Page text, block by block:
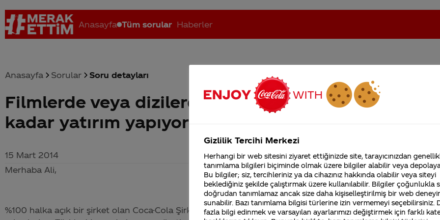
Anasayfa Tüm sorular Haberler
Coca-Cola nerenin malı? Coca cola İsrail malı mı Yani ... Coca-Cola'nın Filistin'de fabr... Coca-Cola’yı kim buldu?
Anasayfa Sorular Soru detayları
Filmlerde veya dizilerde reklam vermek için filme
kadar yatırım yapıyorsunuz?
15 Mart 2014
Merhaba Ali,
%100 halka açık bir şirket olan Coca-Cola Şirketi'ne ait finansal bilgilere www.coca-colacompany.com
Coca-Cola Şirketi
merak ettikleriniz.
Fabrikalarımız,
sertifikalarımız, faaliyet
gösterdiğimiz ülkeler,
tarihçemiz ve daha
Gizlilik Tercihi Merkezi
Herhangi bir web sitesini ziyaret ettiğinizde site, tarayıcınızdan
tanımlama bilgileri biçiminde olmak üzere bilgiler alabilir veya
Bu bilgiler; siz, tercihleriniz ya da cihazınız hakkında olabilir veya siteyi
beklediğiniz şekilde çalıştırmak üzere kullanılabilir. Bilgiler çoğunlukla
doğrudan tanımlamaz ancak size daha kişiselleştirilmiş bir web
sunabilir. Bazı tanımlama bilgisi türlerine izin vermemeyi seçebilirsiniz.
fazla bilgi edinmek ve varsayılan ayarlarımızı değiştirmek için farklı